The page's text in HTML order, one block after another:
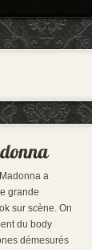
a
grande
sur scène. On
du body
démesurés